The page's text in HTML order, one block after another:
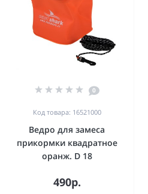
0
Код товара: 16521000
Ведро для замеса
прикормки квадратное
оранж. D 18
490р.